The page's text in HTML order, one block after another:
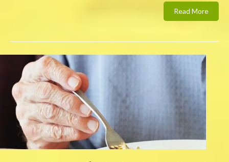
Read More